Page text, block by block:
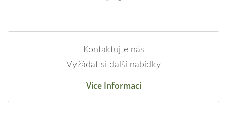
Kontaktujte nás
Vyžádat si další nabídky
Více Informací